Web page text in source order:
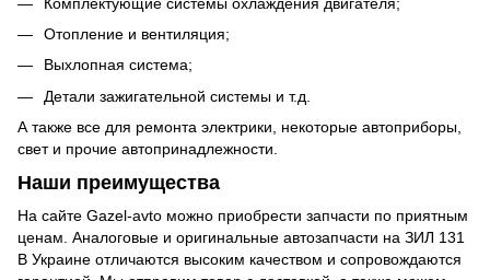
Отопление и вентиляция;
Выхлопная система;
Детали зажигательной системы и т.д.
А также все для ремонта электрики, некоторые автоприборы,
свет и прочие автопринадлежности.
Наши преимущества
На сайте Gazel-avto можно приобрести запчасти по приятным
ценам. Аналоговые и оригинальные автозапчасти на ЗИЛ 131
В Украине отличаются высоким качеством и сопровождаются